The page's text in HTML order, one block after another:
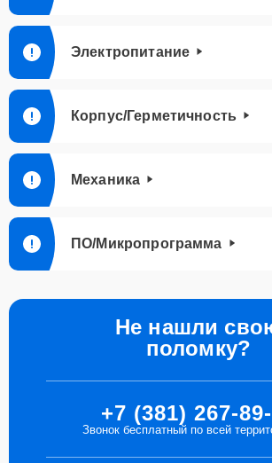
Электропитание
Корпус/Герметичность
Механика
ПО/Микропрограмма
Не нашли
поломку?
+7 (381) 267-
Звонок бесплатный по всей